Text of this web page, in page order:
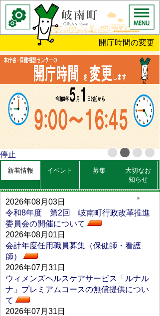
開庁時間の変更
停止
新着情報 イベント 募集
大切なお
知らせ
へ
2026年08月03日
令和8年度 第2回 岐南町行政改革推進
委員会の開催について
2026年08月01日
会計年度任用職員募集（保健師・看護
師）
2026年07月31日
ウィメンズヘルスケアサービス「ルナル
ナ」プレミアムコースの無償提供につい
て
2026年07月31日